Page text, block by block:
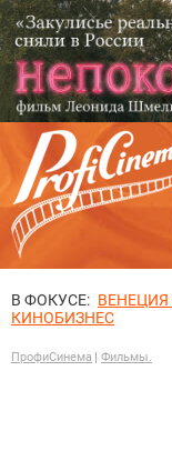
В ФОКУСЕ: ВЕНЕЦИЯ
КИНОБИЗНЕС
ПрофиСинема Фильмы.